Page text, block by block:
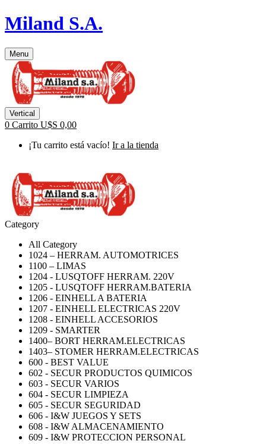
Miland S.A.
Menu
Vertical
0 Carrito U$S 0,00
¡Tu carrito está vacío! Ir a la tienda
Category
All Category
1024 – HERRAM. AUTOMOTRICES
1100 – LIMAS
1204 - LUSQTOFF HERRAM. 220V
1205 - LUSQTOFF HERRAM.BATERIA
1206 - EINHELL A BATERIA
1207 - EINHELL ELECTRICAS 220V
1208 - EINHELL ACCESORIOS
1209 - SMARTER
1400– BORT HERRAM.ELECTRICAS
1403– STOMER HERRAM.ELECTRICAS
600 - BEST VALUE
602 - SECUR PRODUCTOS QUIMICOS
603 - SECUR VARIOS
604 - SECUR LIMPIEZA
605 - SECUR SEGURIDAD
606 - I&W JUEGOS Y SETS
608 - I&W ALMACENAMIENTO
609 - I&W PROTECCION PERSONAL